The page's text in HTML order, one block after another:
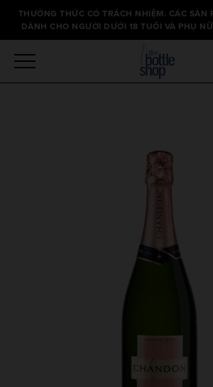
THƯỞNG THỨC CÓ TRÁCH NHIỆM. CÁC SẢN
DÀNH CHO NGƯỜI DƯỚI 18 TUỔI VÀ PHỤ